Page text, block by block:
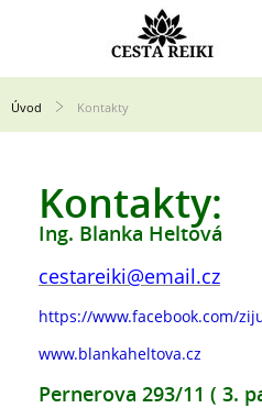
Úvod Kontakty
Kontakty:
Ing. Blanka Heltová
cestareiki@email.cz
https://www.facebook.com/
www.blankaheltova.cz
Pernerova 293/11 ( 3.